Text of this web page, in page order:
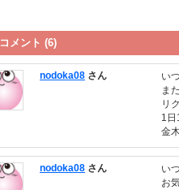
コメント (6)
nodoka08 さん
い
ま
リ
1日
金
nodoka08 さん
い
お